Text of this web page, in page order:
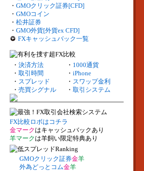
・ GMOクリック証券[CFD]
・ GMOコイン
・ 松井証券
・ GMO外貨[外貨ex CFD]
FXキャッシュバック一覧
・ 決済方法 ・ 1000通貨
・ 取引時間 ・ iPhone
・ スプレッド ・ スワップ金利
・ 売買シグナル ・ 取引システム
FX比較ロボはコチラ
金マーク はキャッシュバックあり
羊マーク は羊飼い限定特典あり
GMOクリック証券金羊
外為どっとコム金羊